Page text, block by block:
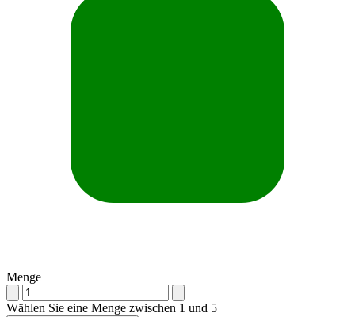
Menge
Wählen Sie eine Menge zwischen 1 und 5